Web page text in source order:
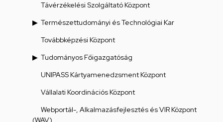
Távérzékelési Szolgáltató Központ
Természettudományi és Technológiai Kar
Továbbképzési Központ
Tudományos Főigazgatóság
UNIPASS Kártyamenedzsment Központ
Vállalati Koordinációs Központ
Webportál-, Alkalmazásfejlesztés és VIR Központ
(WAV)